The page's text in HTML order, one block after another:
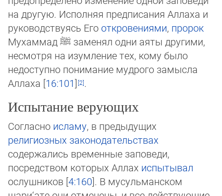
на другую. Исполняя предписания Аллаха и
руководствуясь Егооткровениями, пророк
Мухаммад ﷺ заменял одни аяты другими,
несмотря на изумление тех, кому было
недоступно понимание мудрого замысла
Аллаха [16:101] .
Испытание верующих
Согласно исламу, в предыдущих
религиозных законодательствах
содержались временные заповеди,
посредством которых Аллах ис­пы­ты­вал
ослушников [4:160]. В мусульманском